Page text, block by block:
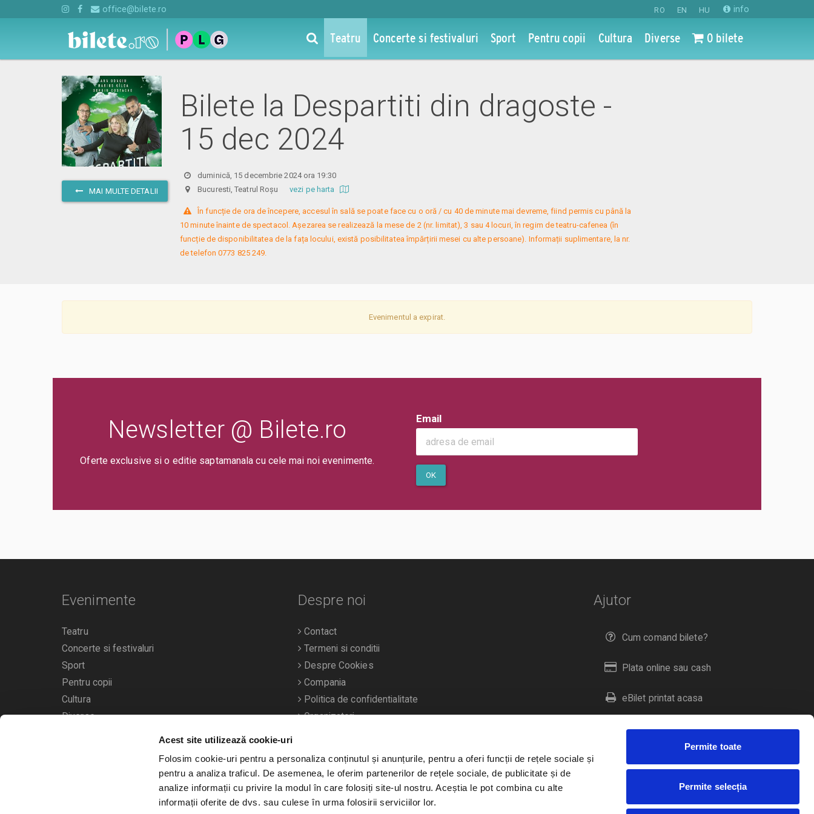
Acest site utilizează cookie-uri
Folosim cookie-uri pentru a personaliza conținutul și anunțurile, pentru a oferi funcții de rețele sociale și
pentru a analiza traficul. De asemenea, le oferim partenerilor de rețele sociale, de publicitate și de
analize informații cu privire la modul în care folosiți site-ul nostru. Aceștia le pot combina cu alte
informații oferite de dvs. sau culese în urma folosirii serviciilor lor.
Permite toate
Permite selecția
RO EN HU info
office@bilete.ro
Teatru Concerte si festivaluri Sport Pentru copii Cultura Diverse 0 bilete
MAI MULTE DETALII
Bilete la Despartiti din dragoste -
15 dec 2024
duminică, 15 decembrie 2024 ora 19:30
Bucuresti, Teatrul Roșu vezi pe harta
În funcție de ora de începere, accesul în sală se poate face cu o oră / cu 40 de minute mai devreme, fiind permis cu până la
10 minute înainte de spectacol. Așezarea se realizează la mese de 2 (nr. limitat), 3 sau 4 locuri, în regim de teatru-cafenea (în
funcție de disponibilitatea de la fața locului, există posibilitatea împărțirii mesei cu alte persoane). Informații suplimentare, la nr.
de telefon 0773 825 249.
Evenimentul a expirat.
Newsletter @ Bilete.ro
Oferte exclusive si o editie saptamanala cu cele mai noi evenimente.
Email
OK
Ajutor
Cum comand bilete?
Plata online sau cash
eBilet printat acasa
Livrare prin curier
Duplicare bilete
Evenimente
Teatru
Concerte si festivaluri
Sport
Pentru copii
Cultura
Diverse
Calendarul evenimentelor
Despre noi
Contact
Termeni si conditii
Despre Cookies
Compania
Politica de confidentialitate
Organizatori